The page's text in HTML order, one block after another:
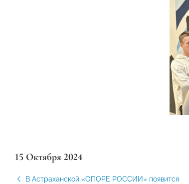
15 Октября 2024
В Астраханской «ОПОРЕ РОССИИ» появится